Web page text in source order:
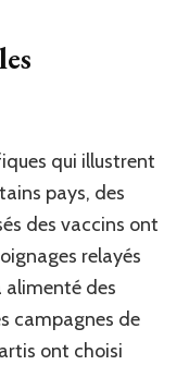
qui illustrent
pays, des
des vaccins ont
relayés
alimenté des
campagnes de
ont choisi